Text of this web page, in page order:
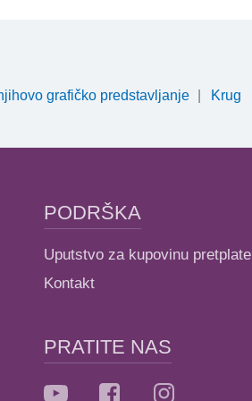
grafičko predstavljanje Krug
PODRŠKA
Uputstvo za kupovinu pretplate
Kontakt
PRATITE NAS